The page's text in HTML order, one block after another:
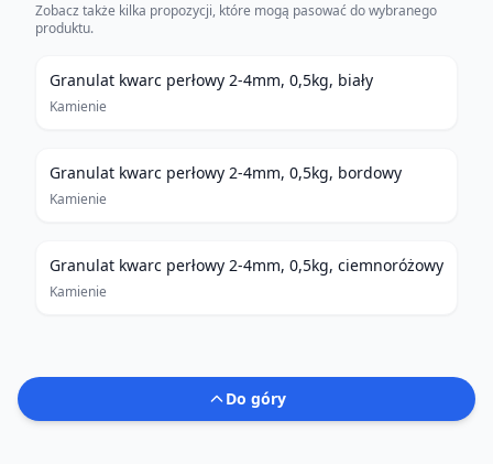
Zobacz także kilka propozycji, które mogą pasować do wybranego
produktu.
Granulat kwarc perłowy 2-4mm, 0,5kg, biały
Kamienie
Granulat kwarc perłowy 2-4mm, 0,5kg, bordowy
Kamienie
Granulat kwarc perłowy 2-4mm, 0,5kg, ciemnoróżowy
Kamienie
Do góry